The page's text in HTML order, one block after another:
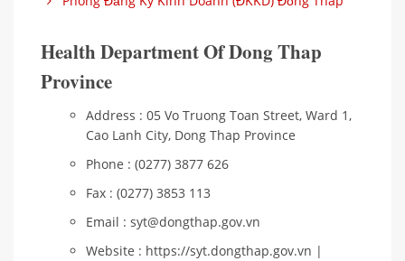
Health Department Of Dong Thap
Province
Address : 05 Vo Truong Toan Street, Ward 1,
Cao Lanh City, Dong Thap Province
Phone : (0277) 3877 626
Fax : (0277) 3853 113
Email : syt@dongthap.gov.vn
Website : https://syt.dongthap.gov.vn |